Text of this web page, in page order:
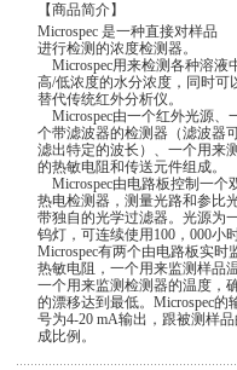
【商品简介】
Microspec 是一种
进行检测的
Microspec用来
高/低浓度的水分
替代传统红
Microspec由一
个带滤波器的检测
滤出特定的波长）、一个用来
的热敏电阻和传送元件组成。
Microspec由电路板控制一个
热电检测器，测量光路
带独自的光学过滤器
钨灯，可连续使用100
Microspec有两个由电路
热敏电阻，一个用来监测样
一个用来监测检测器的温度
的漂移达到最低。Microspec
号为4-20 mA输出，跟被测样
成比例。